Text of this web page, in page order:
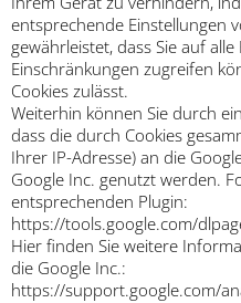
entsprechende Einstellungen
gewährleistet, dass Sie auf
Einschränkungen zugreifen
Cookies zulässt.
Weiterhin können Sie durch
dass die durch Cookies
Ihrer IP-Adresse) an die
Google Inc. genutzt werden.
entsprechenden Plugin:
https://tools.google.com/
Hier finden Sie weitere
die Google Inc.:
https://support.google.com/